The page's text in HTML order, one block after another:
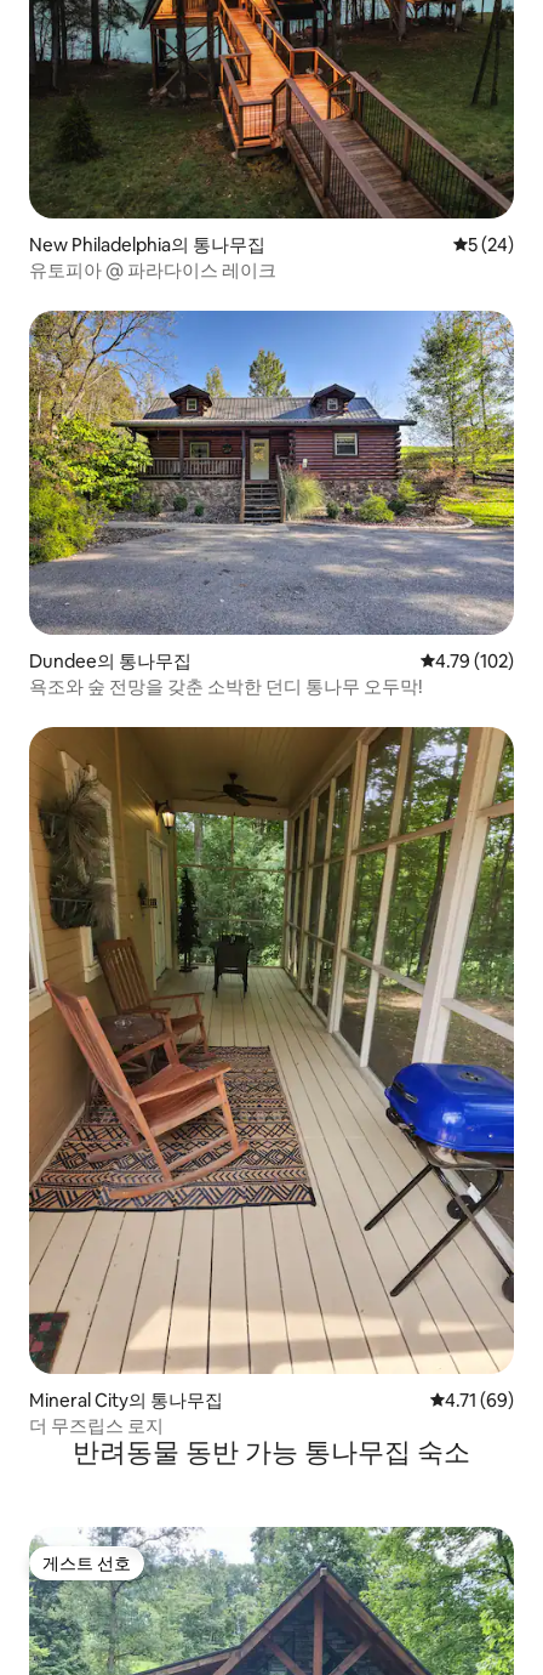
New Philadelphia의 통나무집 평점 5점(5
5 (24)
유토피아 @ 파라다이스 레이크
Dundee의 통나무집 평점 4.79점(5
4.79 (102)
욕조와 숲 전망을 갖춘 소박한 던디 통나무 오두막!
Mineral City의 통나무집 평점 4.71점
4.71 (69)
더 무즈립스 로지
반려동물 동반 가능 통나무집 숙소
게스트 선호
게스트 선호